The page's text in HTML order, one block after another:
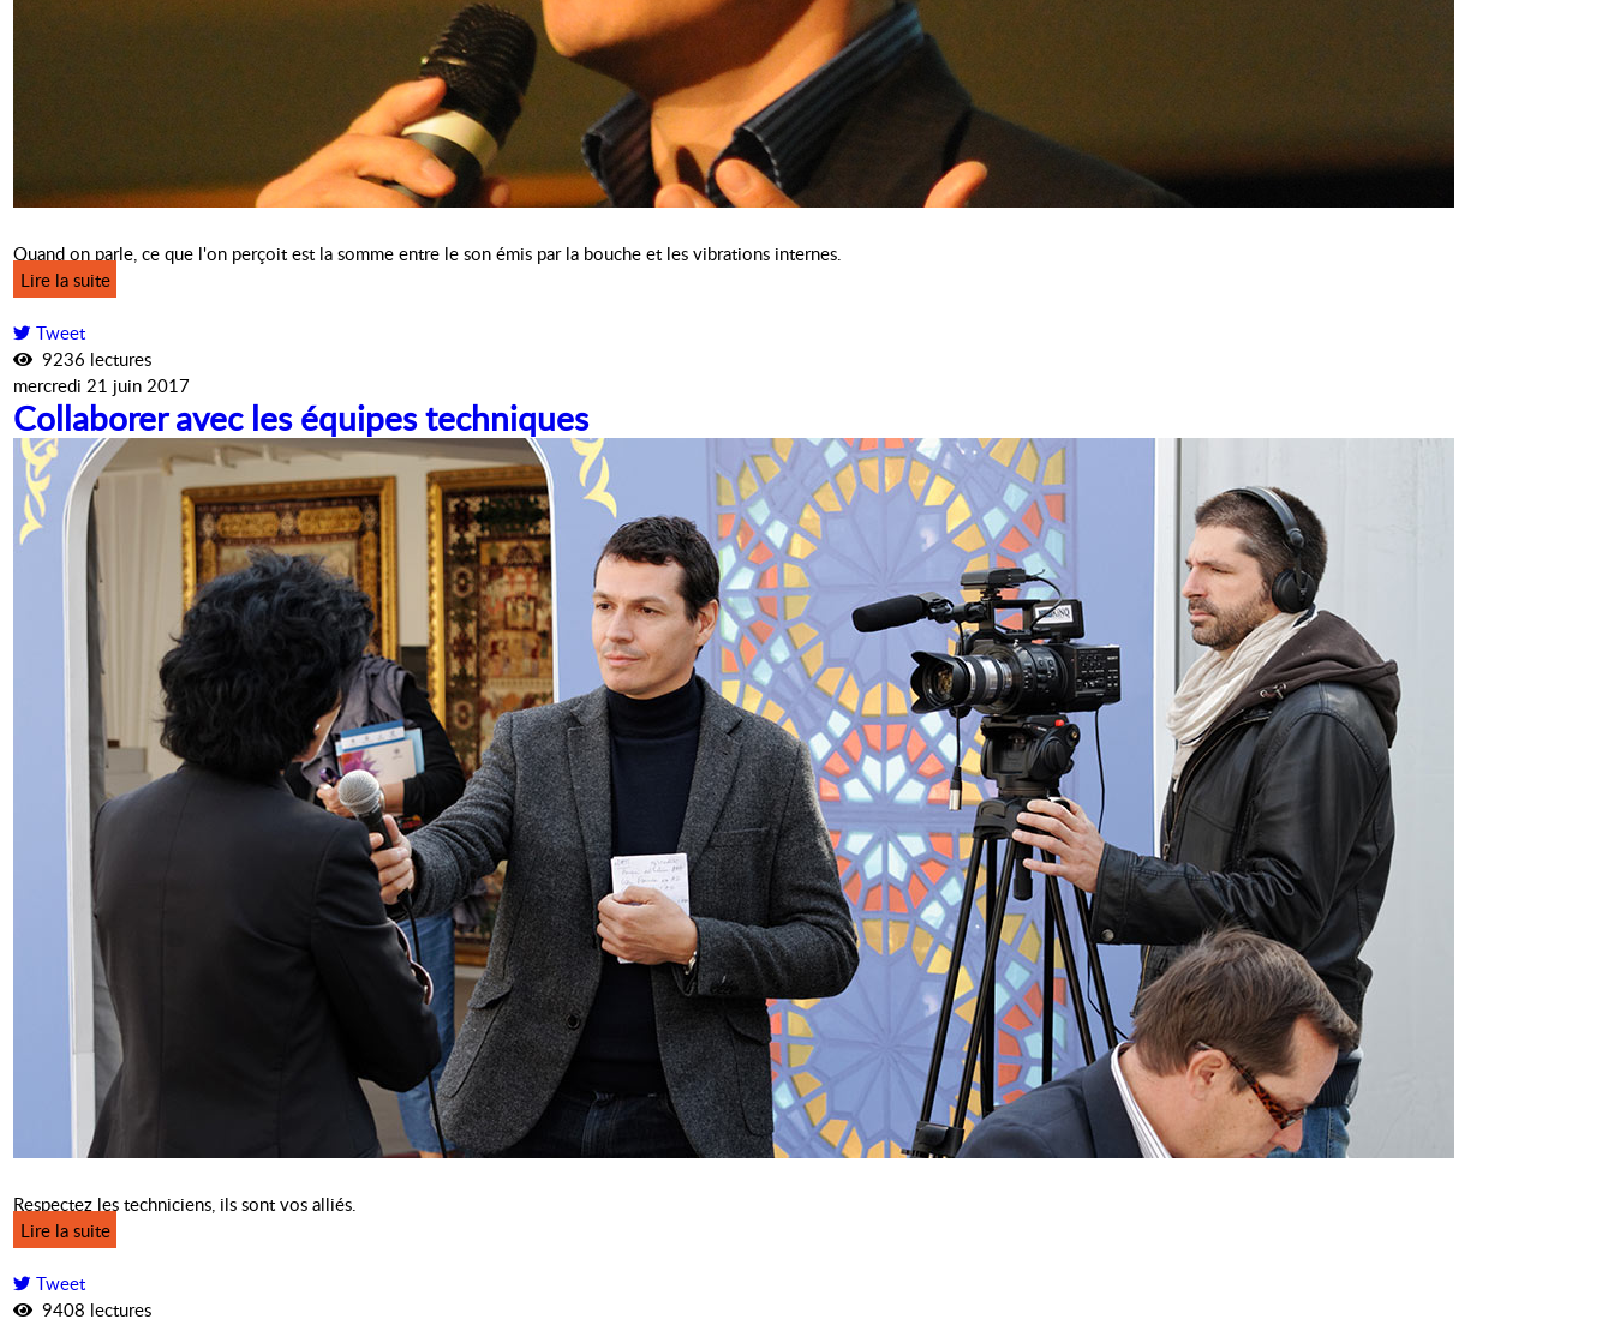
Quand on parle, ce que l'on perçoit est la somme entre le son émis par la bouche et les vibrations internes.
Lire la suite
Tweet
9236 lectures
mercredi 21 juin 2017
Collaborer avec les équipes techniques
Respectez les techniciens, ils sont vos alliés.
Lire la suite
Tweet
9408 lectures